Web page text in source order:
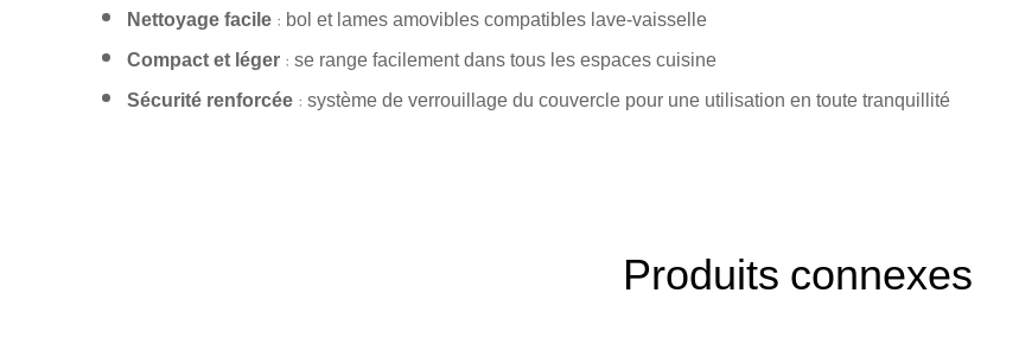
Nettoyage facile: bol et lames amovibles compatibles lave-vaisselle
Compact et léger: se range facilement dans tous les espaces cuisine
Sécurité renforcée: système de verrouillage du couvercle pour une utilisation en toute tranquillité
Produits connexes